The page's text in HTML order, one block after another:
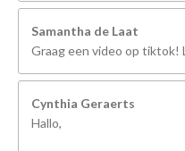
Samantha de Laat
Graag een video op tiktok! L
Cynthia Geraerts
Hallo,